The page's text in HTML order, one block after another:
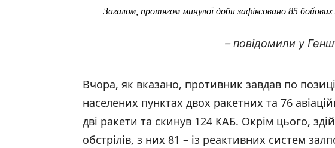
Загалом, протягом минулої доби зафіксовано 85 бойових
– повідомили у
Вчора, як вказано, противник завдав по
населених пунктах двох ракетних та 76
дві ракети та скинув 124 КАБ. Окрім цього,
обстрілів, з них 81 – із реактивних систем